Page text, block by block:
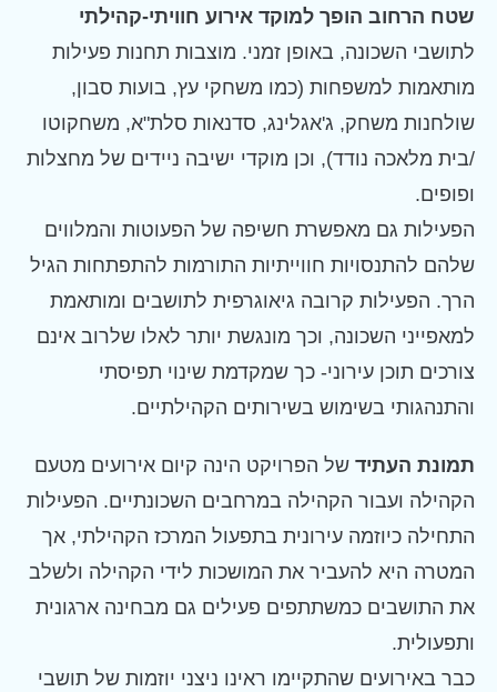
שטח הרחוב הופך למוקד אירוע חוויתי-קהילתי
לתושבי השכונה, באופן זמני. מוצבות תחנות פעילות
מותאמות למשפחות (כמו משחקי עץ, בועות סבון,
שולחנות משחק, ג'אגלינג, סדנאות סלת"א, משחקוטו
/בית מלאכה נודד), וכן מוקדי ישיבה ניידים של מחצלות
ופופים.
הפעילות גם מאפשרת חשיפה של הפעוטות והמלווים
שלהם להתנסויות חווייתיות התורמות להתפתחות הגיל
הרך. הפעילות קרובה גיאוגרפית לתושבים ומותאמת
למאפייני השכונה, וכך מונגשת יותר לאלו שלרוב אינם
צורכים תוכן עירוני- כך שמקדמת שינוי תפיסתי
והתנהגותי בשימוש בשירותים הקהילתיים.
תמונת העתיד של הפרויקט הינה קיום אירועים מטעם
הקהילה ועבור הקהילה במרחבים השכונתיים. הפעילות
התחילה כיוזמה עירונית בתפעול המרכז הקהילתי, אך
המטרה היא להעביר את המושכות לידי הקהילה ולשלב
את התושבים כמשתתפים פעילים גם מבחינה ארגונית
ותפעולית.
כבר באירועים שהתקיימו ראינו ניצני יוזמות של תושבי